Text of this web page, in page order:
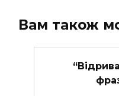
Вам також